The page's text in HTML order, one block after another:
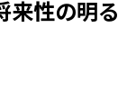
来性の明る